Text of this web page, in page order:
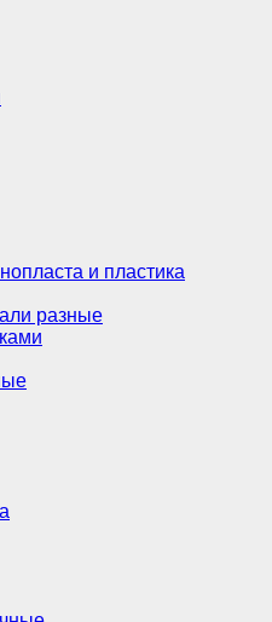
и пластика
разные